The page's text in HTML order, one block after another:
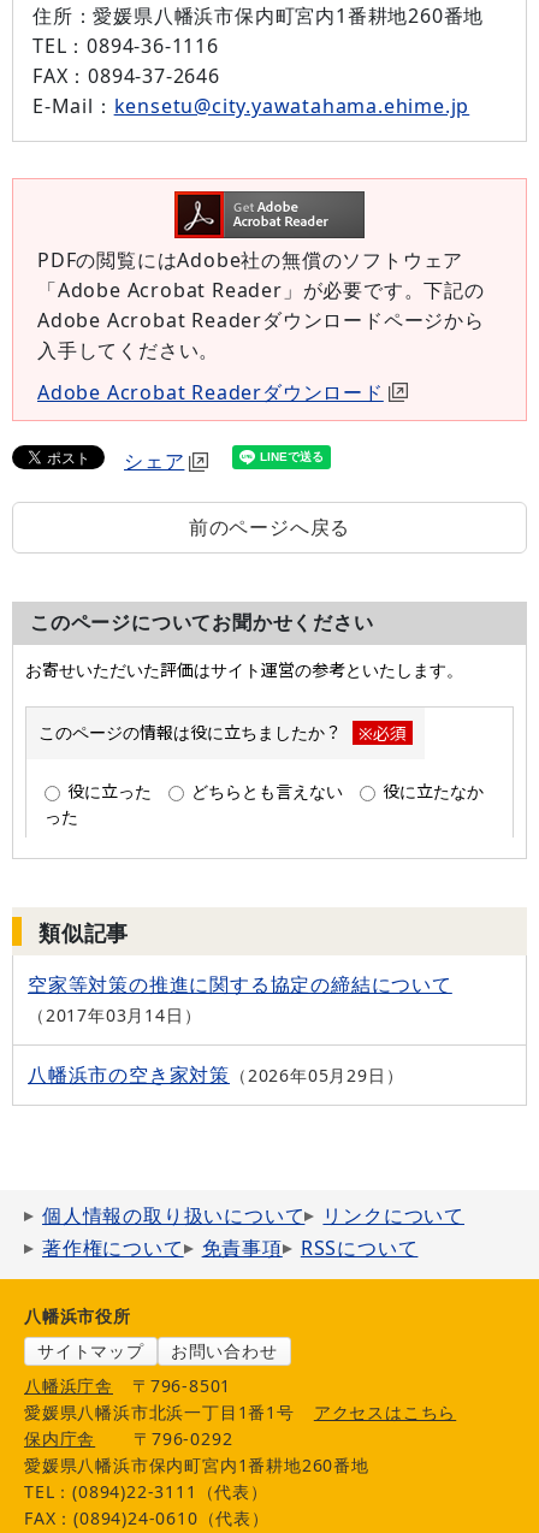
住所：愛媛県八幡浜市保内町宮内1番耕地260番地
TEL：0894-36-1116
FAX：0894-37-2646
E-Mail： kensetu@city.yawatahama.ehime.jp
PDFの閲覧にはAdobe社の無償のソフトウェア
「Adobe Acrobat Reader」が必要です。下記の
Adobe Acrobat Readerダウンロードページから
入手してください。
Adobe Acrobat Readerダウンロード
シェア
前のページへ戻る
このページについてお聞かせください
類似記事
空家等対策の推進に関する協定の締結について
2017年03月14日
八幡浜市の空き家対策 2026年05月29日
個人情報の取り扱いについて
リンクについて
著作権について
免責事項 RSSについて
八幡浜市役所
サイトマップ
お問い合わせ
八幡浜庁舎
〒796-8501
愛媛県八幡浜市北浜一丁目1番1号
アクセスはこちら
保内庁舎
〒796-0292
愛媛県八幡浜市保内町宮内1番耕地260番地
TEL：(0894)22-3111（代表）
FAX：(0894)24-0610（代表）